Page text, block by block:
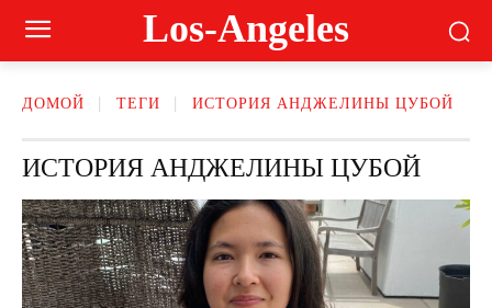
Los-Angeles
ДОМОЙ ТЕГИ ИСТОРИЯ АНДЖЕЛИНЫ ЦУБОЙ
ИСТОРИЯ АНДЖЕЛИНЫ ЦУБОЙ